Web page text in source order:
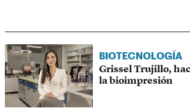
BIOTECNOLOGÍA
Grissel Trujillo,
la bioimpresión